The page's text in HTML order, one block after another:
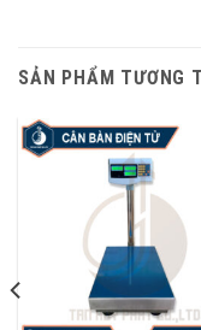
SẢN PHẨM TƯƠNG